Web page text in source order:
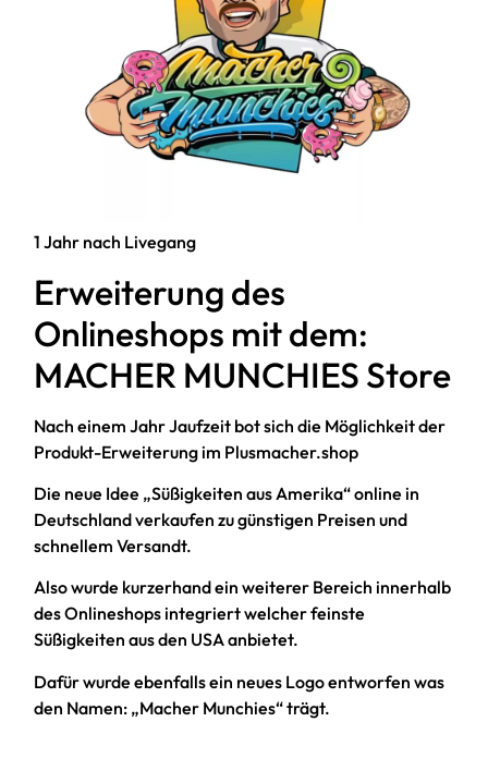
1 Jahr nach Livegang
Erweiterung des
Onlineshops mit dem:
MACHER MUNCHIES Store
Nach einem Jahr Jaufzeit bot sich die Möglichkeit der
Produkt-Erweiterung im Plusmacher.shop
Die neue Idee „Süßigkeiten aus Amerika“ online in
Deutschland verkaufen zu günstigen Preisen und
schnellem Versandt.
Also wurde kurzerhand ein weiterer Bereich innerhalb
des Onlineshops integriert welcher feinste
Süßigkeiten aus den USA anbietet.
Dafür wurde ebenfalls ein neues Logo entworfen was
den Namen: „Macher Munchies“ trägt.